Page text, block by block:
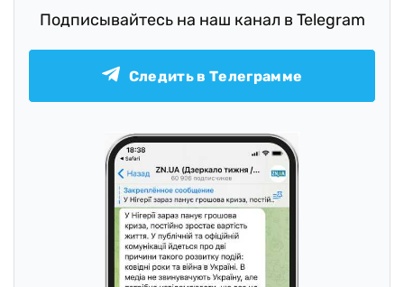
Подписывайтесь на наш канал в Telegram
Следить в Телеграмме